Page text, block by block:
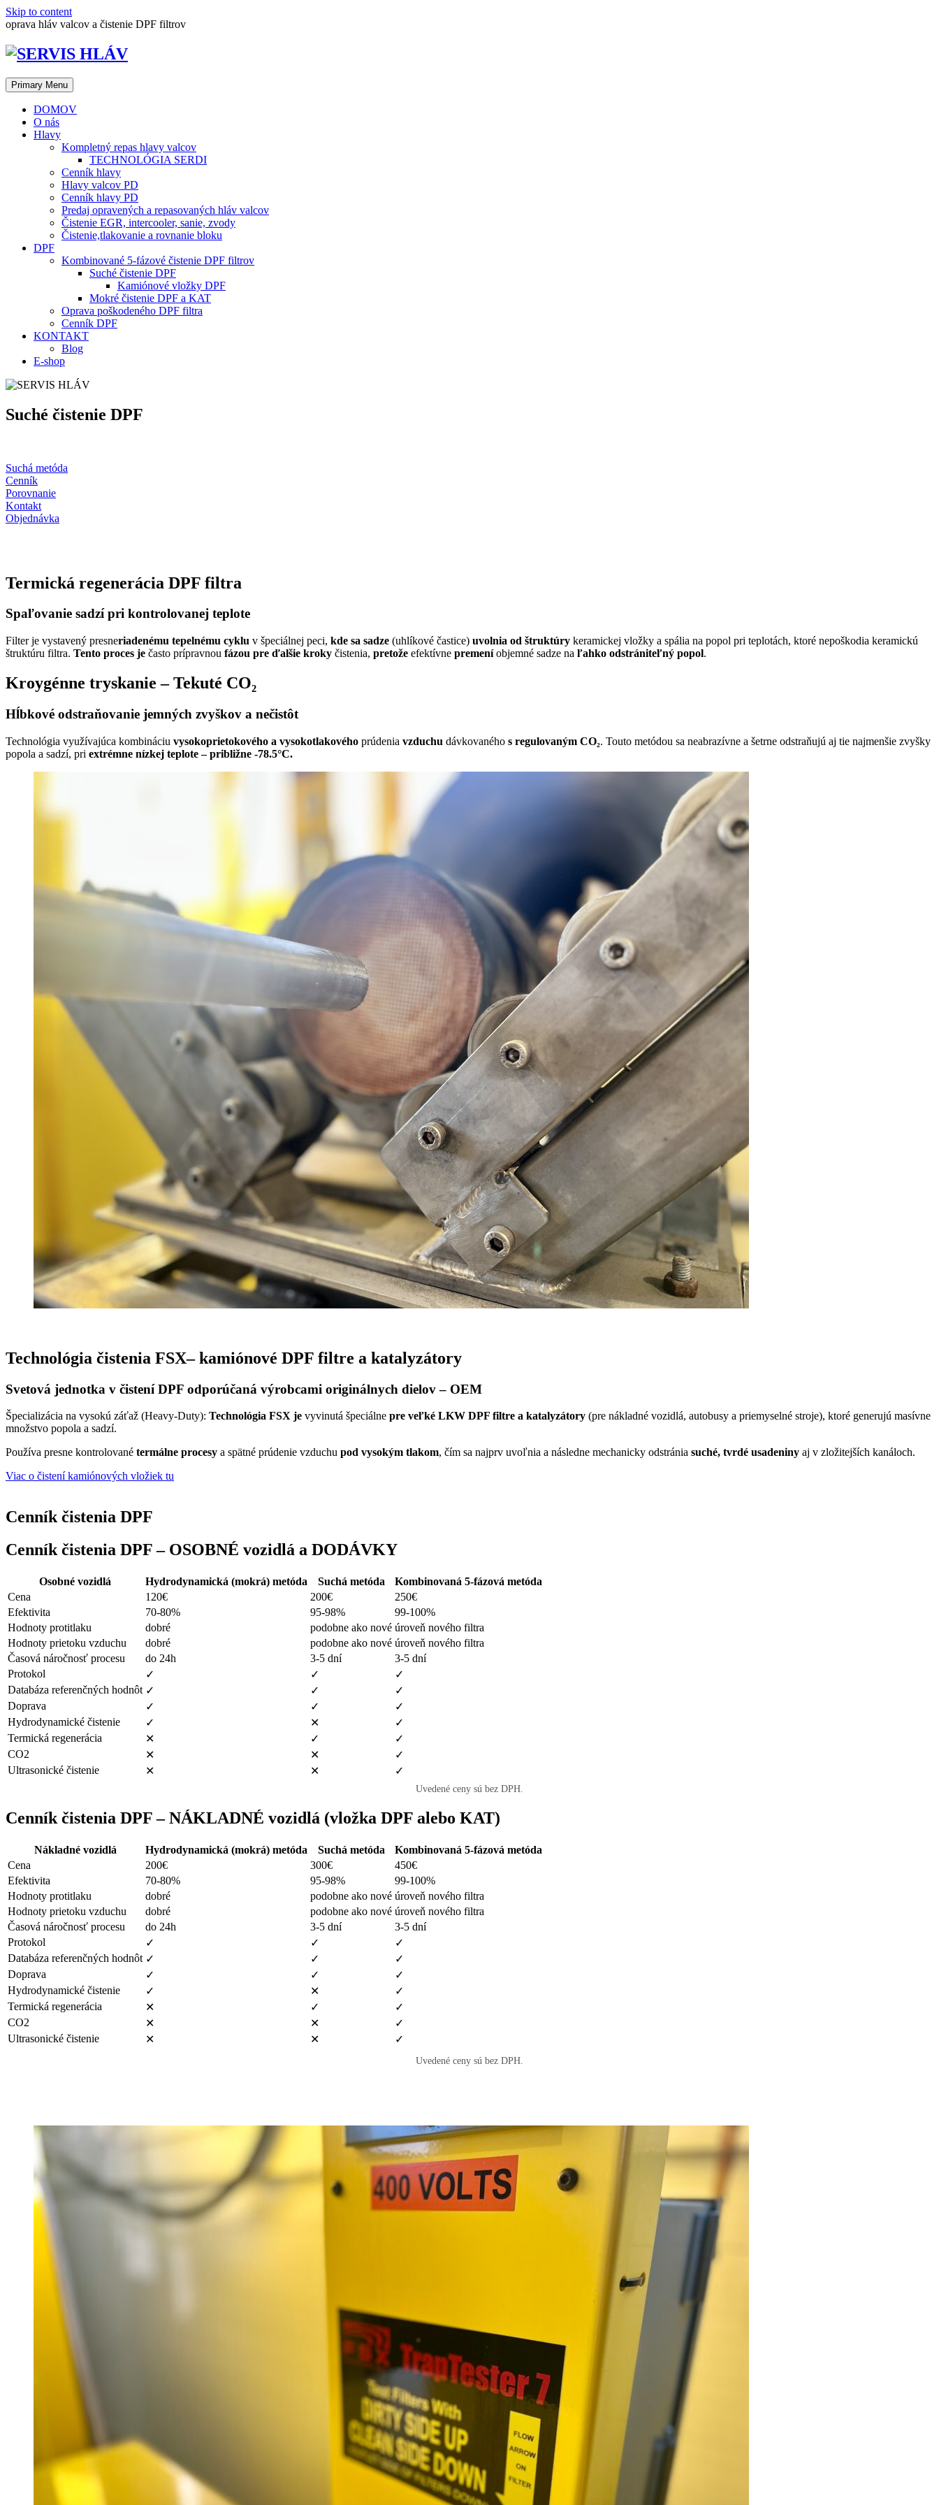
Skip to content
oprava hláv valcov a čistenie DPF filtrov
Primary Menu
DOMOV
O nás
Hlavy
Kompletný repas hlavy valcov
TECHNOLÓGIA SERDI
Cenník hlavy
Hlavy valcov PD
Cenník hlavy PD
Predaj opravených a repasovaných hláv valcov
Čistenie EGR, intercooler, sanie, zvody
Čistenie,tlakovanie a rovnanie bloku
DPF
Kombinované 5-fázové čistenie DPF filtrov
Suché čistenie DPF
Kamiónové vložky DPF
Mokré čistenie DPF a KAT
Oprava poškodeného DPF filtra
Cenník DPF
KONTAKT
Blog
E-shop
Suché čistenie DPF
Suchá metóda
Cenník
Porovnanie
Kontakt
Objednávka
Termická regenerácia DPF filtra
Spaľovanie sadzí pri kontrolovanej teplote
Filter je vystavený presneriadenému tepelnému cyklu v špeciálnej peci, kde sa sadze (uhlíkové častice) uvolnia od štruktúry keramickej vložky a spália na popol pri teplotách, ktoré nepoškodia keramickú
štruktúru filtra. Tento proces je často prípravnou fázou pre ďalšie kroky čistenia, pretože efektívne premeníobjemné sadze na ľahko odstrániteľný popol.
Kroygénne tryskanie – Tekuté CO₂
Hĺbkové odstraňovanie jemných zvyškov a nečistôt
Technológia využívajúca kombináciu vysokoprietokového a vysokotlakového prúdenia vzduchu dávkovaného s regulovaným CO₂. Touto metódou sa neabrazívne a šetrne odstraňujú aj tie najmenšie zvyšky
popola a sadzí, pri extrémne nízkej teplote – približne -78.5°C.
Technológia čistenia FSX– kamiónové DPF filtre a katalyzátory
Svetová jednotka v čistení DPF odporúčaná výrobcami originálnych dielov – OEM
Špecializácia na vysokú záťaž (Heavy-Duty): Technológia FSX je vyvinutá špeciálne pre veľké LKW DPF filtre a katalyzátory (pre nákladné vozidlá, autobusy a priemyselné stroje), ktoré generujú masívne
množstvo popola a sadzí.
Používa presne kontrolované termálne procesy a spätné prúdenie vzduchu pod vysokým tlakom, čím sa najprv uvoľnia a následne mechanicky odstránia suché, tvrdé usadeniny aj v zložitejších kanáloch.
Viac o čistení kamiónových vložiek tu
Cenník čistenia DPF
Cenník čistenia DPF – OSOBNÉ vozidlá a DODÁVKY
Osobné vozidlá Hydrodynamická (mokrá) metóda Suchá metóda
Kombinovaná 5-fázová metóda
Cena
120€ 200€
250€
Efektivita
70-80% 95-98%
99-100%
Hodnoty protitlaku
dobré podobne ako nové úroveň nového filtra
Hodnoty prietoku vzduchu
dobré podobne ako nové úroveň nového filtra
Časová náročnosť procesu
do 24h 3-5 dní
3-5 dní
Protokol
✓ ✓
✓
Databáza referenčných hodnôt ✓ ✓
✓
Doprava
✓ ✓
✓
Hydrodynamické čistenie
✓ ✕
✓
Termická regenerácia
✕ ✓
✓
CO2
✕ ✕
✓
Ultrasonické čistenie
✕ ✕ ✓
Uvedené ceny sú bez DPH.
Cenník čistenia DPF – NÁKLADNÉ vozidlá (vložka DPF alebo KAT)
Nákladné vozidlá Hydrodynamická (mokrá) metóda Suchá metóda
Kombinovaná 5-fázová metóda
Cena
200€ 300€
450€
Efektivita
70-80% 95-98%
99-100%
Hodnoty protitlaku
dobré podobne ako nové úroveň nového filtra
Hodnoty prietoku vzduchu
dobré podobne ako nové úroveň nového filtra
Časová náročnosť procesu
do 24h 3-5 dní
3-5 dní
Protokol
✓ ✓
✓
Databáza referenčných hodnôt ✓ ✓
✓
Doprava
✓ ✓
✓
Hydrodynamické čistenie
✓ ✕
✓
Termická regenerácia
✕ ✓
✓
CO2
✕ ✕
✓
Ultrasonické čistenie
✕ ✕ ✓
Uvedené ceny sú bez DPH.